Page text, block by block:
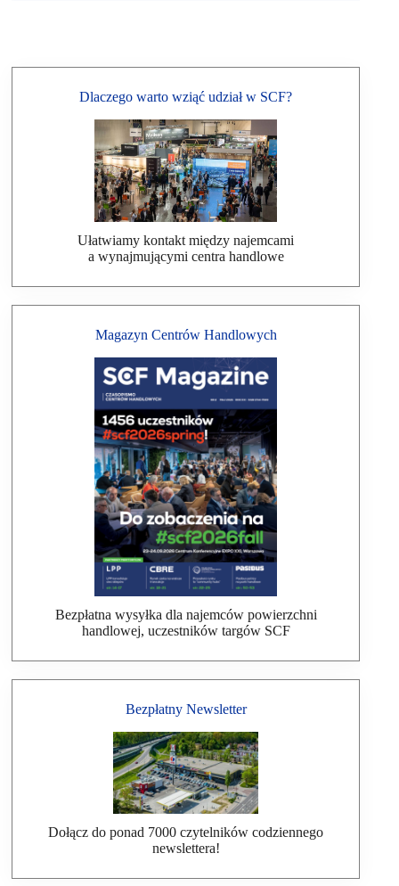
Dlaczego warto wziąć udział w SCF?
Ułatwiamy kontakt między najemcami
a wynajmującymi centra handlowe
Magazyn Centrów Handlowych
Bezpłatna wysyłka dla najemców powierzchni
handlowej, uczestników targów SCF
Bezpłatny Newsletter
Dołącz do ponad 7000 czytelników codziennego
newslettera!